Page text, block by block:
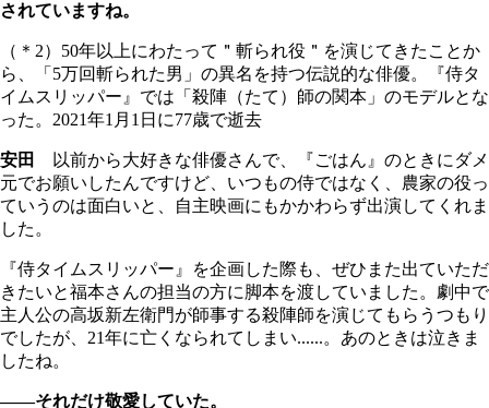
されていますね。
（＊2）50年以上にわたって＂斬られ役＂を演じてきたことか
ら、「5万回斬られた男」の異名を持つ伝説的な俳優。『侍タ
イムスリッパー』では「殺陣（たて）師の関本」のモデルとな
った。2021年1月1日に77歳で逝去
安田
以前から大好きな俳優さんで、『ごはん』のときにダメ
元でお願いしたんですけど、いつもの侍ではなく、農家の役っ
ていうのは面白いと、自主映画にもかかわらず出演してくれま
した。
『侍タイムスリッパー』を企画した際も、ぜひまた出ていただ
きたいと福本さんの担当の方に脚本を渡していました。劇中で
主人公の高坂新左衛門が師事する殺陣師を演じてもらうつもり
でしたが、21年に亡くなられてしまい......。あのときは泣きま
したね。
――それだけ敬愛していた。